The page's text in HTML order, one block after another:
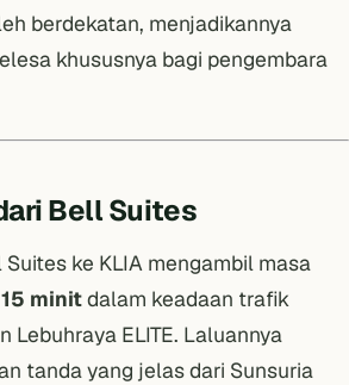
berdekatan, menjadikannya
khususnya bagi pengembara
Bell Suites
ke KLIA mengambil masa
minitdalam keadaan trafik
Lebuhraya ELITE. Laluannya
tanda yang jelas dari Sunsuria